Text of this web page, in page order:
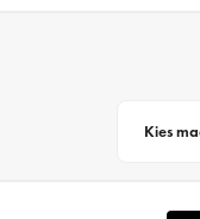
Kies